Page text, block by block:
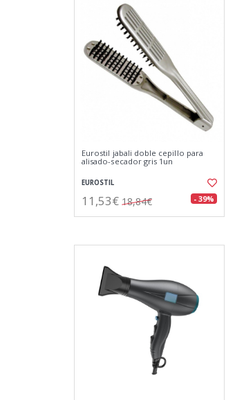
Eurostil jabali doble cepillo para
alisado-secador gris 1un
EUROSTIL
11,53€ 18,84€ - 39%